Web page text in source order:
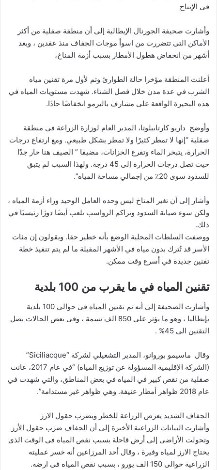
فى الإنتاج
وأشارت صحيفة الجورنال الإيطالية إلى أن منطقة صقلية من أكثر
الأماكن التى تتضررت من اسوأ موجات الجفاف منذ عقدين ، وبعد
أشهر من انخفاض هطول الأمطار بسبب أزمة المناخ،
أعلنت المنطقة مؤخرا حالة الطوارئ وتم لأول مرة تقنين مياه
الشرب في عدة مدن خلال فصل الشتاء. شهدت مستويات المياه في
هذه البحيرة الواقعة على مشارف باليرمو انخفاضًا حادًا.
وأوضح داريو كارتابيلوتا، المدير العام لوزارة الزراعة في منطقة
صقلية “إنها لا تمطر كثيرًا ولا تمطر بشكل طبيعي. ومع ارتفاع درجات
الحرارة، يتبخر الماء وتفرغ الخزانات، مضيفا ” الصيف هنا حار جدًا
حيث تصل درجات الحرارة إلى 45 درجة. ولهذا السبب لم يتبق
للسدود سوى 20٪ من إجمالي مساحة المياه”.
وأشار إلى أن تغير المناخ ليس وحده العامل الوحيد وراء أزمة المياه ،
ولكن سوء صيانة السدود وتراكم الرواسب تلعب أيضًا دورًا رئيسيًا في
ذلك.
ووصفت السلطات المحلية الوضع بأنه خطير حقا. ويقولون إن مئات
الأسر قد تُترك بدون مياه في الأشهر المقبلة ما لم يتم تنفيذ خطة
تقنين جديدة في أسرع وقت ممكن.
تقنين المياه في ما يقرب من 100 بلدية
وأشارت الصحيفة إلى أنه تم تقنين المياه فى حوالى 100 بلدية
بإيطاليا ، وهو ما يؤثر على 850 الف نسمة ، وفى بعض الحالات يصل
التقنين الى 45% .
وقال ماسيمو بوروانو، المدير التشغيلي لشركة “Siciliacque”
(الشركة الإقليمية المسؤولة عن توزيع المياه) “في عام 2017، عانت
صقلية من نقص كبير في المياه في بعض المناطق، والتي شهدت في
عام 2018 ظواهر أمطار عنيفة. وهي ظواهر غير مستدامة”.
الجفاف الشديد يعرض الزراعة للخطر ويضرب حقول الارز
وأشارت البيانات الزراعية الأخيرة إلى أن الجفاف ضرب حقول الأرز
وتحولت الأراضى إلى أرض قاحلة بسبب نقص المياه فى الوقت الذى
يحتاج الارز لمياه وفيرة ، وقال أحد المرزاعين أنه خسر عمليته
الزراعية حوالى 150 الف يورو ، بسبب نقص المياه فى ارضه.